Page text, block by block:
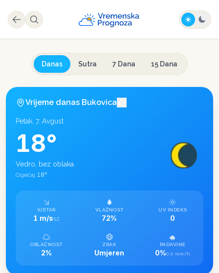
Danas Sutra 7 Dana 15 Dana
Vrijeme danas Bukovica
Petak, 7. Avgust
18°
Vedro, bez oblaka
Osjećaj 18°
VJETAR
1 m/sSZ
VLAŽNOST
72%
UV INDEKS
0
OBLAČNOST
2%
ZRAK
Umjeren
PADAVINE
0%0.0 mm/h